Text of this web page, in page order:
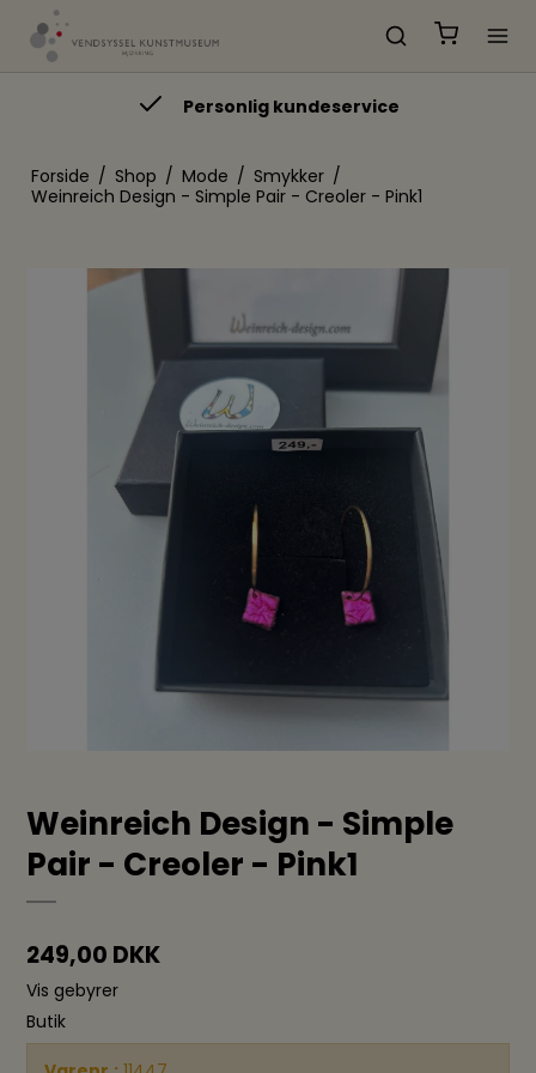
Personlig kundeservice
Forside / Shop / Mode / Smykker /
Weinreich Design - Simple Pair - Creoler - Pink1
Weinreich Design - Simple
Pair - Creoler - Pink1
249,00 DKK
Vis gebyrer
Butik